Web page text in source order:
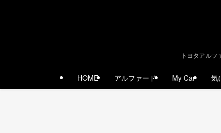
トヨタアル
HOME アルファード My Car 気